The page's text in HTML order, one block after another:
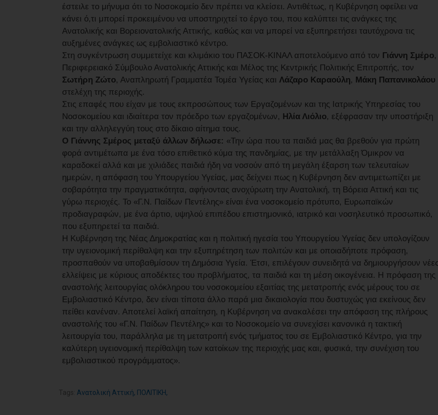
έστειλε το μήνυμα ότι το Νοσοκομείο δεν πρέπει να κλείσει. Αντιθέτως, η Κυβέρνηση οφείλει να
κάνει ό,τι μπορεί προκειμένου να υποστηριχτεί το έργο του, που καλύπτει τις ανάγκες της
Ανατολικής και Βορειονατολικής Αττικής, καθώς και να μπορεί να εξυπηρετήσει ταυτόχρονα τις
αυξημένες ανάγκες ως εμβολιαστικό κέντρο.
Στη συγκέντρωση συμμετείχε και κλιμάκιο του ΠΑΣΟΚ-ΚΙΝΑΛ αποτελούμενο από τον Γιάννη Σμέρο,
Περιφερειακό Σύμβουλο Ανατολικής Αττικής και Μέλος της Κεντρικής Πολιτικής Επιτροπής, τον
Σωτήρη Ζώτο, Αναπληρωτή Γραμματέα Τομέα Υγείας και Λάζαρο Καραούλη, Μάκη Παπανικολάου
στελέχη της περιοχής.
Στις επαφές που είχαν με τους εκπροσώπους των Εργαζομένων και της Ιατρικής Υπηρεσίας του
Νοσοκομείου και ιδιαίτερα τον πρόεδρο των εργαζομένων, Ηλία Λιόλιο, εξέφρασαν την υποστήριξη
και την αλληλεγγύη τους στο δίκαιο αίτημα τους.
Ο Γιάννης Σμέρος μεταξύ άλλων δήλωσε: «Την ώρα που τα παιδιά μας θα βρεθούν για πρώτη
φορά αντιμέτωπα με ένα τόσο επιθετικό κύμα της πανδημίας, με την μετάλλαξη Όμικρον να
καραδοκεί αλλά και με χιλιάδες παιδιά ήδη να νοσούν από τη μεγάλη έξαρση των τελευταίων
ημερών, η απόφαση του Υπουργείου Υγείας, μας δείχνει πως η Κυβέρνηση δεν αντιμετωπίζει με
σοβαρότητα την πραγματικότητα, αφήνοντας ανοχύρωτη την Ανατολική, τη Βόρεια Αττική και τις
γύρω περιοχές. Το «Γ.Ν. Παίδων Πεντέλης» είναι ένα νοσοκομείο πρότυπο, Ευρωπαϊκών
προδιαγραφών, με ένα άρτιο, υψηλού επιπέδου επιστημονικό, ιατρικό και νοσηλευτικό προσωπικό,
που εξυπηρετεί τα παιδιά.
Η Κυβέρνηση της Νέας Δημοκρατίας και η πολιτική ηγεσία του Υπουργείου Υγείας δεν υπολογίζουν
την υγειονομική περίθαλψη και την εξυπηρέτηση των πολιτών και με οποιαδήποτε πρόφαση,
προσπαθούν να υποβαθμίσουν τη Δημόσια Υγεία. Έτσι, επιλέγουν συνειδητά να δημιουργήσουν
ελλείψεις με κύριους αποδέκτες του προβλήματος, τα παιδιά και τη μέση οικογένεια. Η πρόφαση της
αναστολής λειτουργίας ολόκληρου του νοσοκομείου εξαιτίας της μετατροπής ενός μέρους του σε
Εμβολιαστικό Κέντρο, δεν είναι τίποτα άλλο παρά μια δικαιολογία που δυστυχώς για εκείνους δεν
πείθει κανέναν. Αποτελεί λαϊκή απαίτηση, η Κυβέρνηση να ανακαλέσει την απόφαση της πλήρους
αναστολής του «Γ.Ν. Παίδων Πεντέλης» και το Νοσοκομείο να συνεχίσει κανονικά η τακτική
λειτουργία του, παράλληλα με τη μετατροπή ενός τμήματος του σε Εμβολιαστικό Κέντρο, για την
καλύτερη υγειονομική περίθαλψη των κατοίκων της περιοχής μας και, φυσικά, την συνέχιση του
εμβολιαστικού προγράμματος».
Tags: Ανατολική Αττική, ΠΟΛΙΤΙΚΗ,